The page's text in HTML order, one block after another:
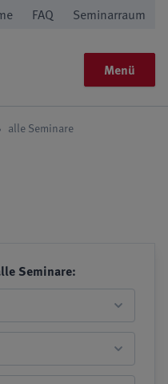
FAQ Seminarraum
Menü
alle Seminare
Seminare: